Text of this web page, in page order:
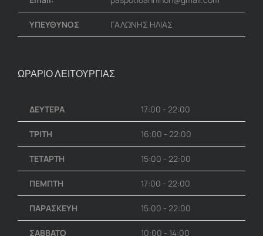
ΥΠΕΥΘΥΝΟΣ ΓΑΛΩΝΗΣ ΗΛΙΑΣ
ΩΡΑΡΙΟ ΛΕΙΤΟΥΡΓΙΑΣ
ΔΕΥΤΕΡΑ 17:00 - 22:00
ΤΡΙΤΗ 16:00 - 22:00
ΤΕΤΑΡΤΗ 15:00 - 22:00
ΠΕΜΠΤΗ 17:00 - 22:00
ΠΑΡΑΣΚΕΥΗ 15:00 - 22:00
ΣΑΒΒΑΤΟ 10:00 - 14:00